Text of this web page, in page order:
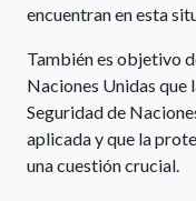
encuentran en esta
También es objetivo
Naciones Unidas que
Seguridad de
aplicada y que la
una cuestión crucial.